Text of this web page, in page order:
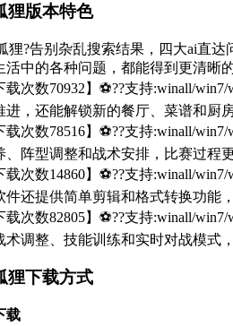
狸版本特色
狸?告别杂乱搜索结果，四大ai直
中的各种问题，都能得到更清晰的
载次数70932】⚽??支持:winall/
进，还能解锁新的餐厅、菜谱和厨房
载次数78516】⚽??支持:winall/
、阵型调整和战术安排，比赛过程
载次数14860】⚽??支持:winall/
件还提供简单剪辑和格式转换功能
载次数82805】⚽??支持:winall/
术调整、技能训练和实时对战模式
狸下载方式
载